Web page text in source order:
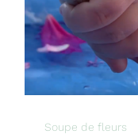
Soupe de fleurs